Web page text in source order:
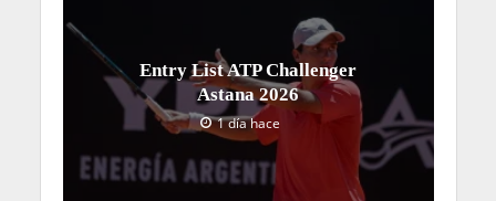
Entry List ATP Challenger
Astana 2026
1 día hace